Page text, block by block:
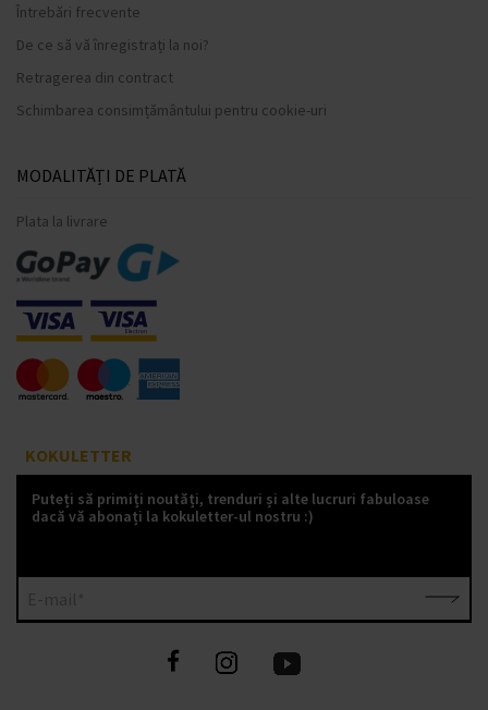
Întrebări frecvente
De ce să vă înregistrați la noi?
Retragerea din contract
Schimbarea consimțământului pentru cookie-uri
MODALITĂȚI DE PLATĂ
Plata la livrare
KOKULETTER
Puteți să primiți noutăți, trenduri și alte lucruri fabuloase
dacă vă abonați la kokuletter-ul nostru :)